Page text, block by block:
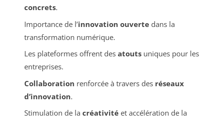
concrets.
Importance de l’innovation ouvertedans la
transformation numérique.
Les plateformes offrent des atoutsuniques pour les
entreprises.
Collaboration renforcée à travers des réseaux
d’innovation.
Stimulation de la créativitéet accélération de la